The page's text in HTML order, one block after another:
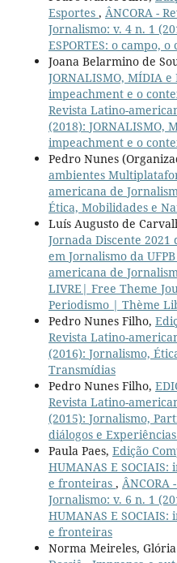
Esportes , ÂNCORA -
Jornalismo: v. 4 n. 1
ESPORTES: o campo,
Joana Belarmino de
JORNALISMO, MÍDIA e
impeachment e o
Revista Latino-
(2018): JORNALISMO,
impeachment e o
Pedro Nunes
ambientes
americana de
Ética, Mobilidades e
Luís Augusto de
Jornada Discente 2021
em Jornalismo da UFPB
americana de
LIVRE| Free Theme
Periodismo | Thème
Pedro Nunes Filho,
Revista Latino-
(2016): Jornalismo,
Transmídias
Pedro Nunes Filho,
Revista Latino-
(2015): Jornalismo,
diálogos e
Paula Paes, Edição
HUMANAS E
e fronteiras , ÂNCORA
Jornalismo: v. 6 n. 1
HUMANAS E
e fronteiras
Norma Meireles, Glória